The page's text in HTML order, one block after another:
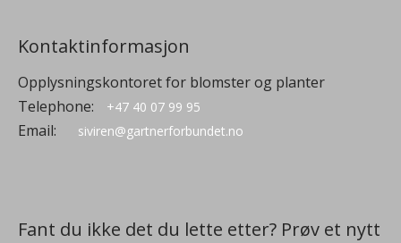
Kontaktinformasjon
Opplysningskontoret for blomster og planter
Telephone:
+47 40 07 99 95
Email: siviren@gartnerforbundet.no
Fant du ikke det du lette etter? Prøv et nytt